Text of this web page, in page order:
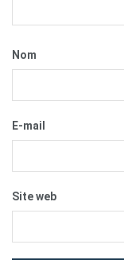
Nom
E-mail
Site web